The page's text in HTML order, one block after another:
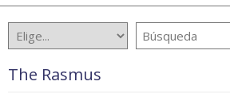
The Rasmus